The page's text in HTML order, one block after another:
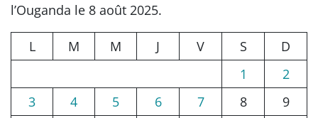
l’Ouganda le 8 août 2025.
L M M J V S
D
1
2
3
4 5 6 7 8
9